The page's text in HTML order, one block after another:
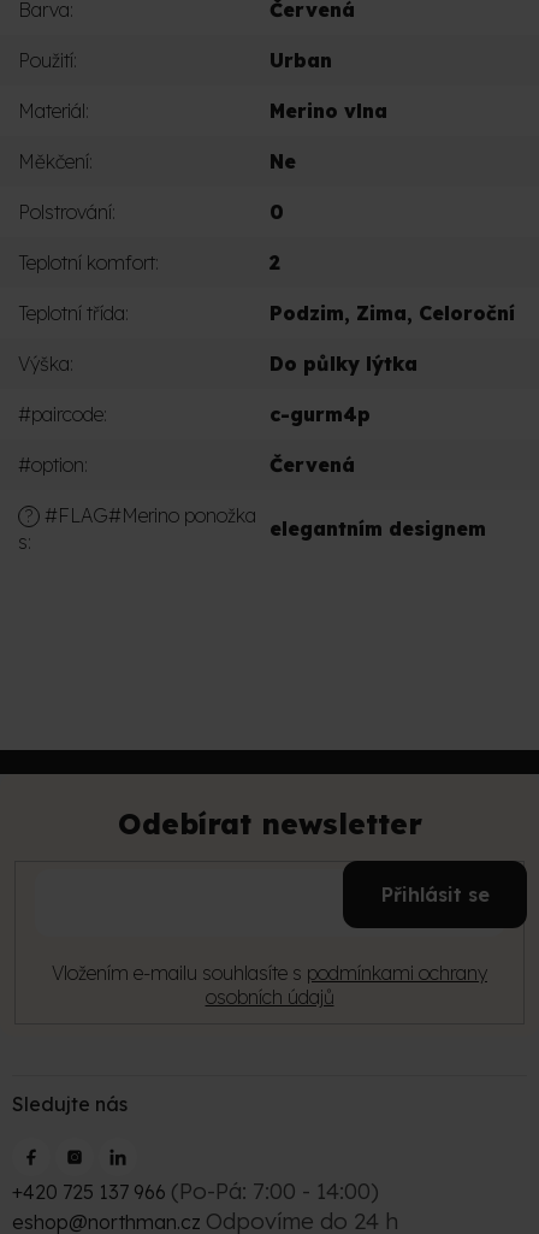
Barva: Červená
Použití: Urban
Materiál: Merino vlna
Měkčení: Ne
Polstrování: 0
Teplotní komfort: 2
Teplotní třída: Podzim, Zima, Celoroční
Výška: Do půlky lýtka
#paircode: c-gurm4p
#option: Červená
?
#FLAG#Merino ponožka
s:
elegantním designem
Odebírat newsletter
Vložením e-mailu souhlasíte s podmínkami ochrany
osobních údajů
Přihlásit se
Sledujte nás
+420 725 137 966 (Po-Pá: 7:00 - 14:00)
eshop@northman.cz Odpovíme do 24 h